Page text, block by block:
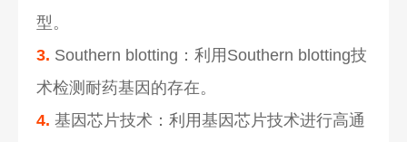
型。
3. Southern blotting：利用Southern blotting技
术检测耐药基因的存在。
4. 基因芯片技术：利用基因芯片技术进行高通